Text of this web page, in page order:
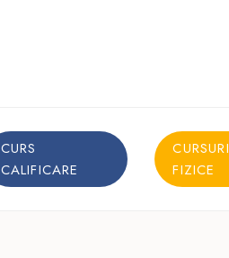
CURS
CALIFICARE
CURSURI
FIZICE